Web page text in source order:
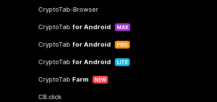
CryptoTab-Browser
CryptoTab for Android MAX
CryptoTab for Android PRO
CryptoTab for Android LITE
CryptoTab Farm NEW
CB.click